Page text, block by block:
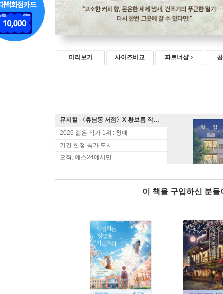
미리보기 사이즈비교 파트너샵
뮤지컬 〈휴남동 서점〉X 황보름 작가 북토크
2026 젊은 작가 1위 : 청예
기간 한정 특가 도서
오직, 예스24에서만
이 책을 구입하신 분